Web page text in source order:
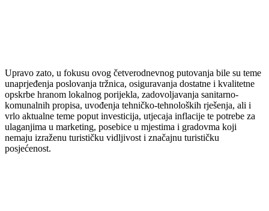
Upravo zato, u fokusu ovog četverodnevnog putovanja bile su teme
unaprjeđenja poslovanja tržnica, osiguravanja dostatne i kvalitetne
opskrbe hranom lokalnog porijekla, zadovoljavanja sanitarno-
komunalnih propisa, uvođenja tehničko-tehnoloških rješenja, ali i
vrlo aktualne teme poput investicija, utjecaja inflacije te potrebe za
ulaganjima u marketing, posebice u mjestima i gradovma koji
nemaju izraženu turističku vidljivost i značajnu turističku
posjećenost.